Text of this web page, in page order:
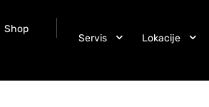
Shop
Servis Lokacije